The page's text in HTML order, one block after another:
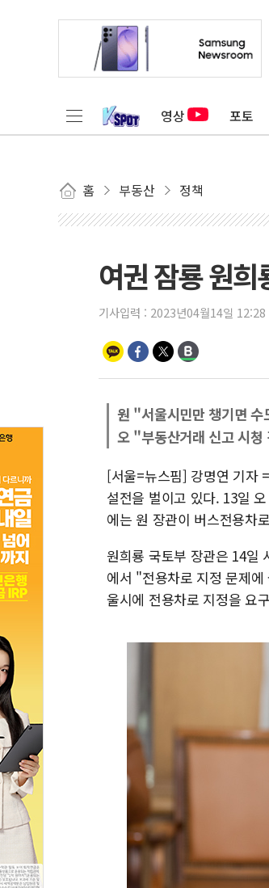
영상 포토
홈 부동산 정책
여권 잠룡 원희
기사입력 : 2023년04월14일 12:28
원 "서울시민만 챙기면
오 "부동산거래 신고 시
[서울=뉴스핌] 강명연 기자
설전을 벌이고 있다. 13일
에는 원 장관이 버스전용차
원희룡 국토부 장관은 14일
에서 "전용차로 지정 문제
울시에 전용차로 지정을 요